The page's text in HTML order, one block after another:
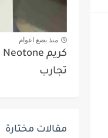
منذ بضع اعوام
تجارب
مقالات مختارة